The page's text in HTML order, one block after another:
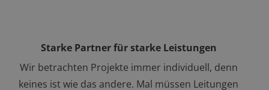
Starke Partner für starke Leistungen
Wir betrachten Projekte immer individuell, denn
keines ist wie das andere. Mal müssen Leitungen